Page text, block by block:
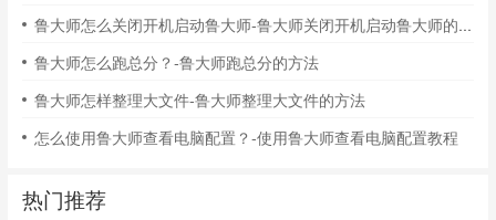
鲁大师怎么关闭开机启动鲁大师-鲁大师关闭开机启动鲁大师的方法
鲁大师怎么跑总分？-鲁大师跑总分的方法
鲁大师怎样整理大文件-鲁大师整理大文件的方法
怎么使用鲁大师查看电脑配置？-使用鲁大师查看电脑配置教程
热门推荐